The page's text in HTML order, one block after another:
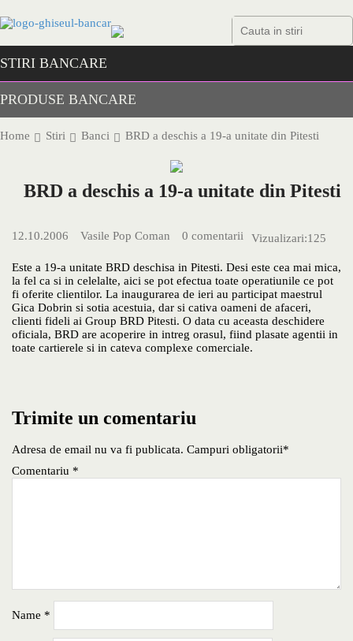
to
content
STIRI BANCARE
PRODUSE BANCARE
Home Stiri Banci BRD a deschis a 19-a unitate din Pitesti
BRD a deschis a 19-a unitate din Pitesti
12.10.2006 Vasile Pop Coman 0 comentarii Vizualizari:125
Este a 19-a unitate BRD deschisa in Pitesti. Desi este cea mai mica,
la fel ca si in celelalte, aici se pot efectua toate operatiunile ce pot
fi oferite clientilor. La inaugurarea de ieri au participat maestrul
Gica Dobrin si sotia acestuia, dar si cativa oameni de afaceri,
clienti fideli ai Group BRD Pitesti. O data cu aceasta deschidere
oficiala, BRD are acoperire in intreg orasul, fiind plasate agentii in
toate cartierele si in cateva complexe comerciale.
Trimite un comentariu
Adresa de email nu va fi publicata. Campuri obligatorii*
Comentariu *
Name *